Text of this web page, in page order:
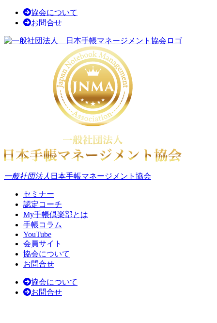
協会について
お問合せ
一般社団法人 日本手帳マネージメント協会
セミナー
認定コーチ
My手帳倶楽部とは
手帳コラム
YouTube
会員サイト
協会について
お問合せ
協会について
お問合せ